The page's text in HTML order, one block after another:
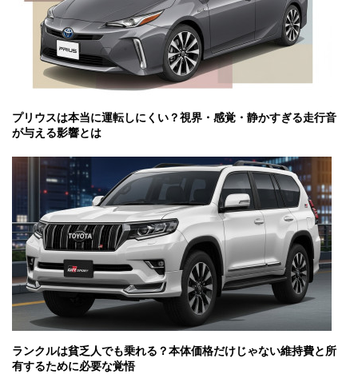
プリウスは本当に運転しにくい？視界・感覚・静かすぎる走行音
が与える影響とは
ランクルは貧乏人でも乗れる？本体価格だけじゃない維持費と所
有するために必要な覚悟